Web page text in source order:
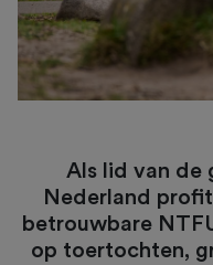
Als lid van de
Nederland
betrouwbare
op toertochten,